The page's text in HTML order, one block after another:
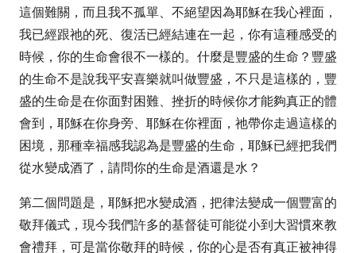
這個難關，而且我不孤單、不絕望因為耶穌在我心裡面，
我已經跟祂的死、復活已經結連在一起，你有這種感受的
時候，你的生命會很不一樣的。什麼是豐盛的生命？豐盛
的生命不是說我平安喜樂就叫做豐盛，不只是這樣的，豐
盛的生命是在你面對困難、挫折的時候你才能夠真正的體
會到，耶穌在你身旁、耶穌在你裡面，祂帶你走過這樣的
困境，那種幸福感我認為是豐盛的生命，耶穌已經把我們
從水變成酒了，請問你的生命是酒還是水？
第二個問題是，耶穌把水變成酒，把律法變成一個豐富的
敬拜儀式，現今我們許多的基督徒可能從小到大習慣來教
會禮拜，可是當你敬拜的時候，你的心是否有真正被神得